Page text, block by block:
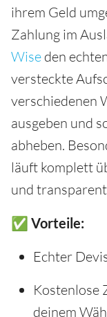
ihrem Geld
Zahlung im
Wise den
versteckte
verschiedenen
ausgeben und
abheben.
läuft komplett
und
✅ Vorteile:
Echter
Kostenlose
deinem